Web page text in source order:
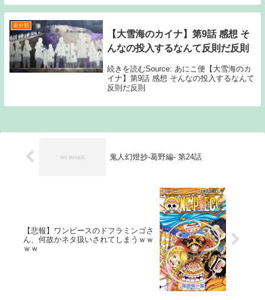
【NARUTO】三大ナルトで真似したい技
「螺旋丸」「求...
未分類
【大雪海のカイナ】第9話 感想 そ
んなの投入するなんて反則だ反則
続きを読むSource: あにこ便【大雪海のカ
イナ】第9話 感想 そんなの投入するなんて
反則だ反則
鬼人幻燈抄-葛野編- 第24話
【悲報】ワンピースのドフラミンゴさ
ん、何故かネタ扱いされてしまうｗｗ
ｗｗ